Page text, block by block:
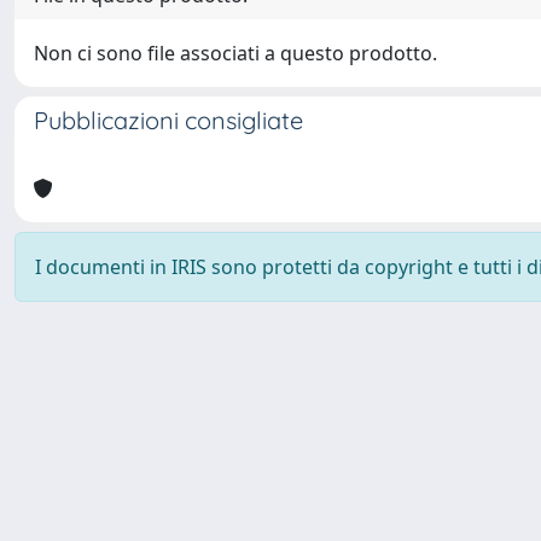
Non ci sono file associati a questo prodotto.
Pubblicazioni consigliate
I documenti in IRIS sono protetti da copyright e tutti i